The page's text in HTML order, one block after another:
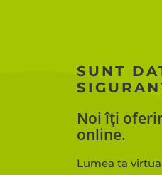
SUNT
Noi îţi
online.
Lumea ta